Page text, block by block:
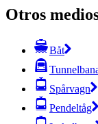
Otros
Båt
Spårvagn
Pendeltåg